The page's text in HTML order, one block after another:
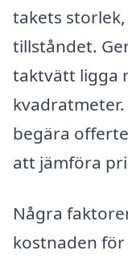
takets
tillståndet.
taktvätt ligga
begära
att jämföra
Några
kostnaden